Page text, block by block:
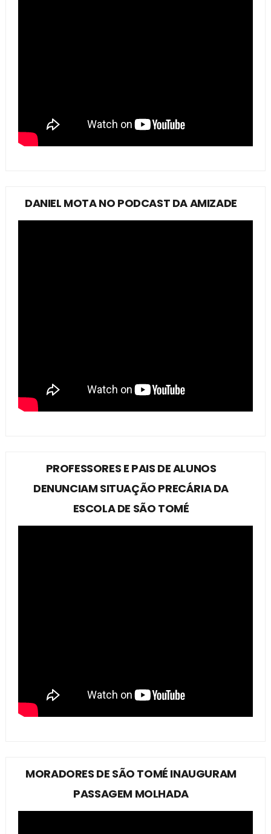
DANIEL MOTA NO PODCAST DA AMIZADE
PROFESSORES E PAIS DE ALUNOS
DENUNCIAM SITUAÇÃO PRECÁRIA DA
ESCOLA DE SÃO TOMÉ
MORADORES DE SÃO TOMÉ INAUGURAM
PASSAGEM MOLHADA